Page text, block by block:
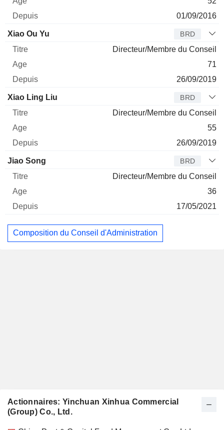
01/09/2016
Xiao Ou Yu BRD
Directeur/Membre du Conseil
71
26/09/2019
Xiao Ling Liu BRD
Directeur/Membre du Conseil
55
26/09/2019
Jiao Song BRD
Directeur/Membre du Conseil
36
17/05/2021
Composition du Conseil d'Administration
Actionnaires: Yinchuan Xinhua Commercial
(Group) Co., Ltd.